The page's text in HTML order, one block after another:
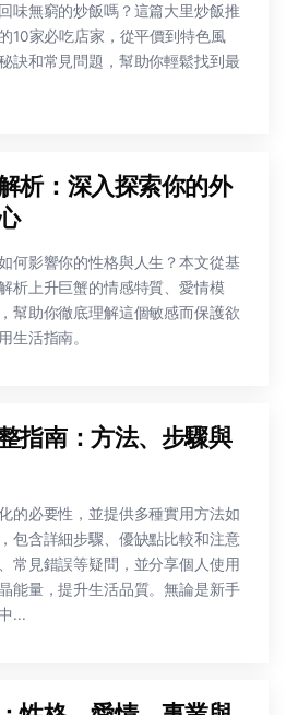
味無窮的炒飯嗎？這篇大里炒飯推
10家必吃店家，從平價到特色風
訣和常見問題，幫助你輕鬆找到最
析：深入探索你的外
何影響你的性格與人生？本文從基
析上升巨蟹的情感特質、愛情模
幫助你徹底理解這個敏感而保護欲
生活指南。
指南：方法、步驟與
的必要性，並提供多種實用方法如
包含詳細步驟、優缺點比較和注意
常見錯誤等疑問，並分享個人使用
能量，提升生活品質。無論是新手
...